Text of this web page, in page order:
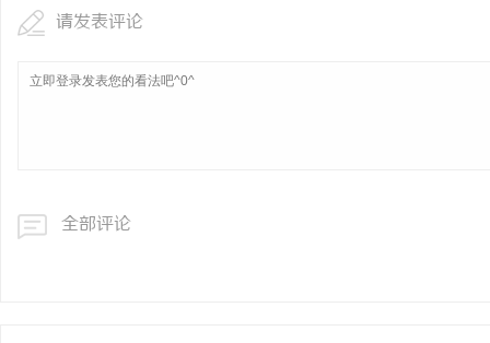
请发表评论
全部评论